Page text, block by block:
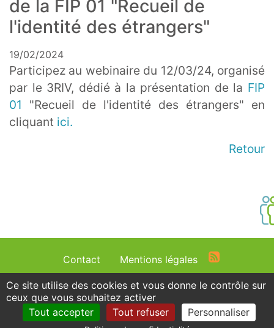
de la FIP 01 "Recueil de
l'identité des étrangers"
19/02/2024
Participez au webinaire du 12/03/24, organisé
par le 3RIV, dédié à la présentation de la FIP
01 "Recueil de l'identité des étrangers" en
cliquant ici.
Retour
Menu
Pied
de
page
Contact Mentions légales
Ce site utilise des cookies et vous donne le contrôle sur
ceux que vous souhaitez activer
Tout accepter
Tout refuser Personnaliser